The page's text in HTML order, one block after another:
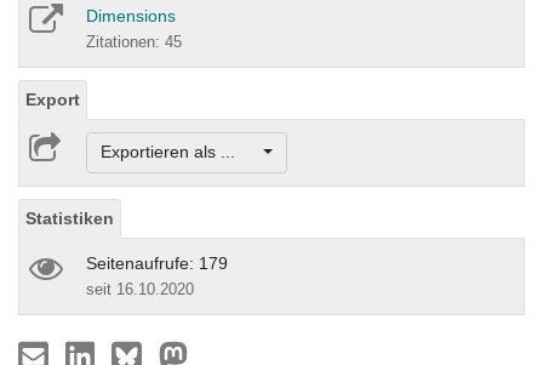
Dimensions
Zitationen: 45
Export
Exportieren als ...
Statistiken
Seitenaufrufe: 179
seit 16.10.2020